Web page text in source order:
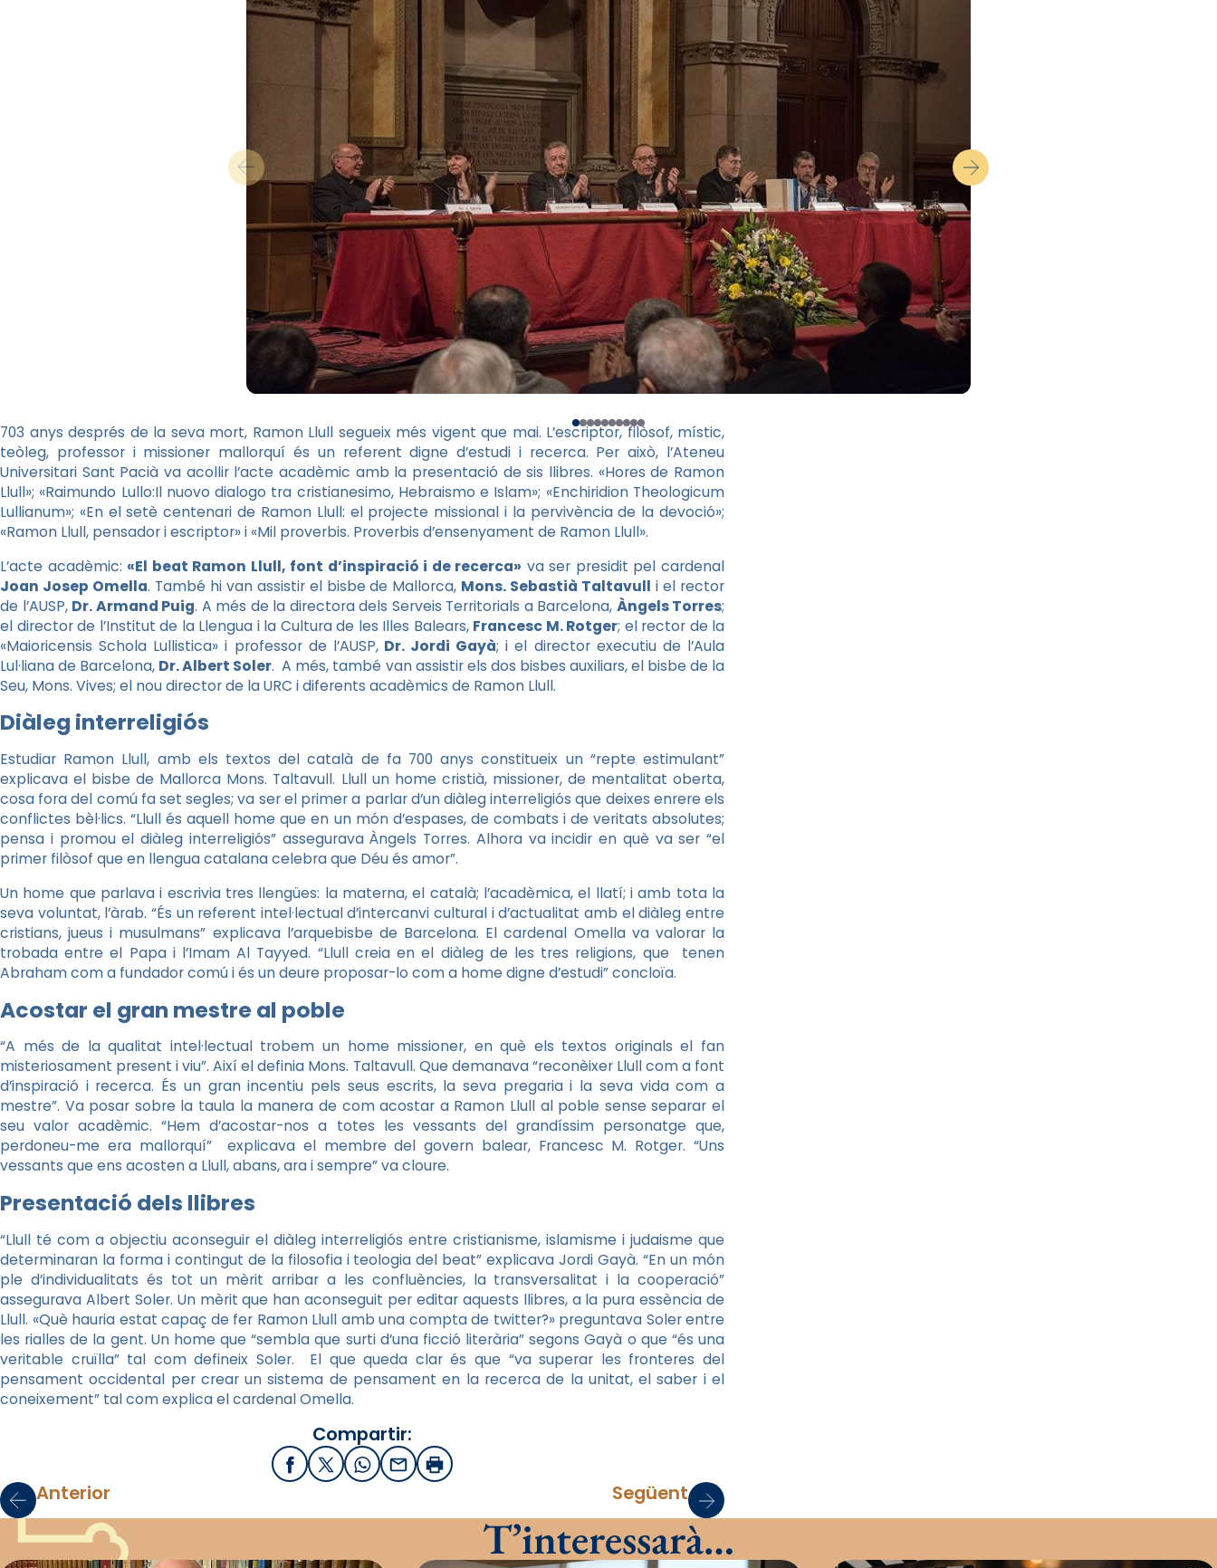
703 anys després de la seva mort, Ramon Llull segueix més vigent que mai. L’escriptor, filòsof, místic,
teòleg, professor i missioner mallorquí és un referent digne d’estudi i recerca. Per això, l’Ateneu
Universitari Sant Pacià va acollir l’acte acadèmic amb la presentació de sis llibres. «Hores de Ramon
Llull»; «Raimundo Lullo:Il nuovo dialogo tra cristianesimo, Hebraismo e Islam»; «Enchiridion Theologicum
Lullianum»; «En el setè centenari de Ramon Llull: el projecte missional i la pervivència de la devoció»;
«Ramon Llull, pensador i escriptor» i «Mil proverbis. Proverbis d’ensenyament de Ramon Llull».
L’acte acadèmic: «El beat Ramon Llull, font d’inspiració i de recerca» va ser presidit pel cardenal
Joan Josep Omella. També hi van assistir el bisbe de Mallorca, Mons. Sebastià Taltavull i el rector
de l’AUSP, Dr. Armand Puig. A més de la directora dels Serveis Territorials a Barcelona, Àngels Torres;
el director de l’Institut de la Llengua i la Cultura de les Illes Balears, Francesc M. Rotger; el rector de la
«Maioricensis Schola Lullistica» i professor de l’AUSP,Dr. Jordi Gayà; i el director executiu de l’Aula
Lul·liana de Barcelona, Dr. Albert Soler. A més, també van assistir els dos bisbes auxiliars, el bisbe de la
Seu, Mons. Vives; el nou director de la URC i diferents acadèmics de Ramon Llull.
Diàleg interreligiós
Estudiar Ramon Llull, amb els textos del català de fa 700 anys constitueix un “repte estimulant”
explicava el bisbe de Mallorca Mons. Taltavull. Llull un home cristià, missioner, de mentalitat oberta,
cosa fora del comú fa set segles; va ser el primer a parlar d’un diàleg interreligiós que deixes enrere els
conflictes bèl·lics. “Llull és aquell home que en un món d’espases, de combats i de veritats absolutes;
pensa i promou el diàleg interreligiós” assegurava Àngels Torres. Alhora va incidir en què va ser “el
primer filòsof que en llengua catalana celebra que Déu és amor”.
Un home que parlava i escrivia tres llengües: la materna, el català; l’acadèmica, el llatí; i amb tota la
seva voluntat, l’àrab. “És un referent intel·lectual d’intercanvi cultural i d’actualitat amb el diàleg entre
cristians, jueus i musulmans” explicava l’arquebisbe de Barcelona. El cardenal Omella va valorar la
trobada entre el Papa i l’Imam Al Tayyed. “Llull creia en el diàleg de les tres religions, que tenen
Abraham com a fundador comú i és un deure proposar-lo com a home digne d’estudi” concloïa.
Acostar el gran mestre al poble
“A més de la qualitat intel·lectual trobem un home missioner, en què els textos originals el fan
misteriosament present i viu”. Així el definia Mons. Taltavull. Que demanava “reconèixer Llull com a font
d’inspiració i recerca. És un gran incentiu pels seus escrits, la seva pregaria i la seva vida com a
mestre”. Va posar sobre la taula la manera de com acostar a Ramon Llull al poble sense separar el
seu valor acadèmic. “Hem d’acostar-nos a totes les vessants del grandíssim personatge que,
perdoneu-me era mallorquí” explicava el membre del govern balear, Francesc M. Rotger. “Uns
vessants que ens acosten a Llull, abans, ara i sempre” va cloure.
Presentació dels llibres
“Llull té com a objectiu aconseguir el diàleg interreligiós entre cristianisme, islamisme i judaisme que
determinaran la forma i contingut de la filosofia i teologia del beat” explicava Jordi Gayà. “En un món
ple d’individualitats és tot un mèrit arribar a les confluències, la transversalitat i la cooperació”
assegurava Albert Soler. Un mèrit que han aconseguit per editar aquests llibres, a la pura essència de
Llull. «Què hauria estat capaç de fer Ramon Llull amb una compta de twitter?» preguntava Soler entre
les rialles de la gent. Un home que “sembla que surti d’una ficció literària” segons Gayà o que “és una
veritable cruïlla” tal com defineix Soler. El que queda clar és que “va superar les fronteres del
pensament occidental per crear un sistema de pensament en la recerca de la unitat, el saber i el
coneixement” tal com explica el cardenal Omella.
Compartir:
FacebookX / Twitter
WhatsApp
EmailImprimir
Anterior Següent
T’interessarà…